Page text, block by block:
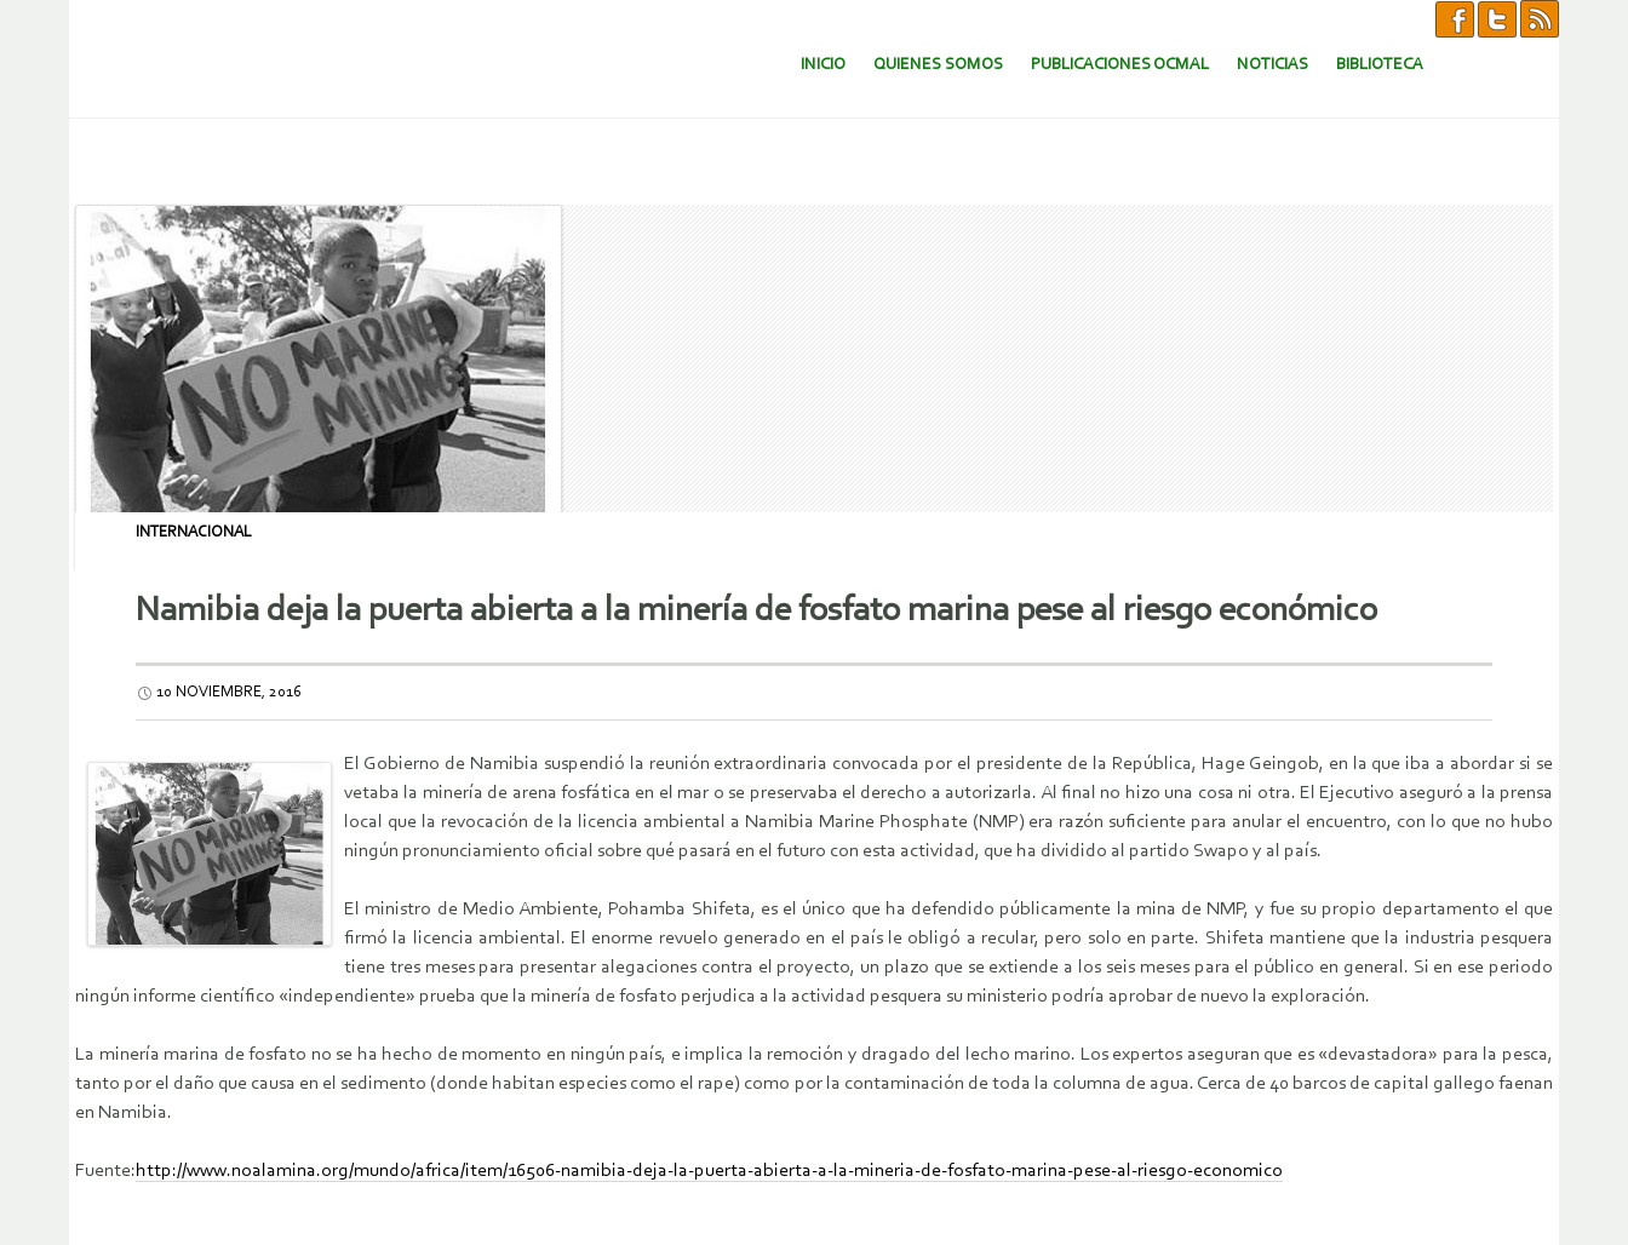
SALTAR AL CONTENIDO.
INICIO QUIENES SOMOS PUBLICACIONES OCMAL NOTICIAS BIBLIOTECA
INTERNACIONAL
Namibia deja la puerta abierta a la minería de fosfato marina pese al riesgo económico
10 NOVIEMBRE, 2016
El Gobierno de Namibia suspendió la reunión extraordinaria convocada por el presidente de la República, Hage Geingob, en la que iba a abordar si se
vetaba la minería de arena fosfática en el mar o se preservaba el derecho a autorizarla. Al final no hizo una cosa ni otra. El Ejecutivo aseguró a la prensa
local que la revocación de la licencia ambiental a Namibia Marine Phosphate (NMP) era razón suficiente para anular el encuentro, con lo que no hubo
ningún pronunciamiento oficial sobre qué pasará en el futuro con esta actividad, que ha dividido al partido Swapo y al país.
El ministro de Medio Ambiente, Pohamba Shifeta, es el único que ha defendido públicamente la mina de NMP, y fue su propio departamento el que
firmó la licencia ambiental. El enorme revuelo generado en el país le obligó a recular, pero solo en parte. Shifeta mantiene que la industria pesquera
tiene tres meses para presentar alegaciones contra el proyecto, un plazo que se extiende a los seis meses para el público en general. Si en ese periodo
ningún informe científico «independiente» prueba que la minería de fosfato perjudica a la actividad pesquera su ministerio podría aprobar de nuevo la exploración.
La minería marina de fosfato no se ha hecho de momento en ningún país, e implica la remoción y dragado del lecho marino. Los expertos aseguran que es «devastadora» para la pesca,
tanto por el daño que causa en el sedimento (donde habitan especies como el rape) como por la contaminación de toda la columna de agua. Cerca de 40 barcos de capital gallego faenan
en Namibia.
Fuente:http://www.noalamina.org/mundo/africa/item/16506-namibia-deja-la-puerta-abierta-a-la-mineria-de-fosfato-marina-pese-al-riesgo-economico